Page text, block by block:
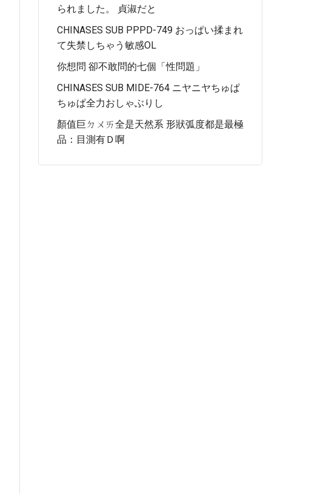
られました。 貞淑だと
CHINASES SUB PPPD-749 おっぱい揉まれ
て失禁しちゃう敏感OL
你想問 卻不敢問的七個「性問題」
CHINASES SUB MIDE-764 ニヤニヤちゅぱ
ちゅぱ全力おしゃぶりし
顏值巨ㄉㄨㄞ全是天然系 形狀弧度都是最極
品：目測有Ｄ啊